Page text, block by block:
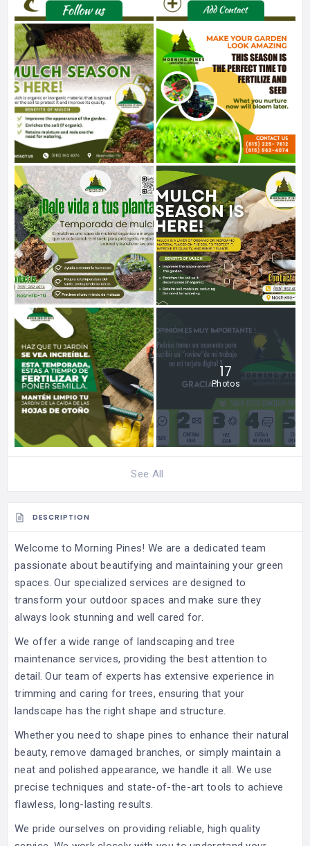
17
Photos
See All
DESCRIPTION
Welcome to Morning Pines! We are a dedicated team
passionate about beautifying and maintaining your green
spaces. Our specialized services are designed to
transform your outdoor spaces and make sure they
always look stunning and well cared for.
We offer a wide range of landscaping and tree
maintenance services, providing the best attention to
detail. Our team of experts has extensive experience in
trimming and caring for trees, ensuring that your
landscape has the right shape and structure.
Whether you need to shape pines to enhance their natural
beauty, remove damaged branches, or simply maintain a
neat and polished appearance, we handle it all. We use
precise techniques and state-of-the-art tools to achieve
flawless, long-lasting results.
We pride ourselves on providing reliable, high quality